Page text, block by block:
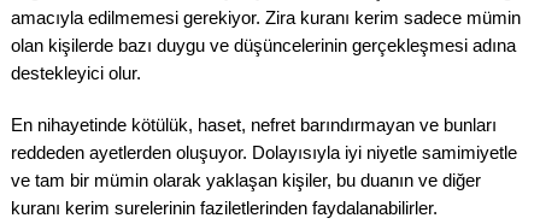
amacıyla edilmemesi gerekiyor. Zira kuranı kerim sadece mümin
olan kişilerde bazı duygu ve düşüncelerinin gerçekleşmesi adına
destekleyici olur.
En nihayetinde kötülük, haset, nefret barındırmayan ve bunları
reddeden ayetlerden oluşuyor. Dolayısıyla iyi niyetle samimiyetle
ve tam bir mümin olarak yaklaşan kişiler, bu duanın ve diğer
kuranı kerim surelerinin faziletlerinden faydalanabilirler.